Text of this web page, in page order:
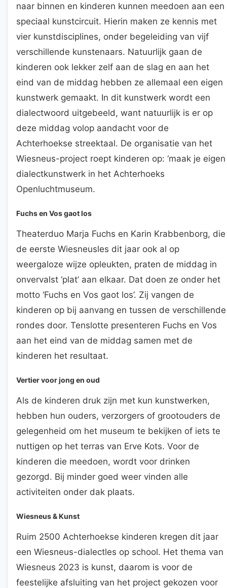
naar binnen en kinderen kunnen meedoen aan een
speciaal kunstcircuit. Hierin maken ze kennis met
vier kunstdisciplines, onder begeleiding van vijf
verschillende kunstenaars. Natuurlijk gaan de
kinderen ook lekker zelf aan de slag en aan het
eind van de middag hebben ze allemaal een eigen
kunstwerk gemaakt. In dit kunstwerk wordt een
dialectwoord uitgebeeld, want natuurlijk is er op
deze middag volop aandacht voor de
Achterhoekse streektaal. De organisatie van het
Wiesneus-project roept kinderen op: ‘maak je eigen
dialectkunstwerk in het Achterhoeks
Openluchtmuseum.
Fuchs en Vos gaot los
Theaterduo Marja Fuchs en Karin Krabbenborg, die
de eerste Wiesneusles dit jaar ook al op
weergaloze wijze opleukten, praten de middag in
onvervalst ‘plat’ aan elkaar. Dat doen ze onder het
motto ‘Fuchs en Vos gaot los’. Zij vangen de
kinderen op bij aanvang en tussen de verschillende
rondes door. Tenslotte presenteren Fuchs en Vos
aan het eind van de middag samen met de
kinderen het resultaat.
Vertier voor jong en oud
Als de kinderen druk zijn met kun kunstwerken,
hebben hun ouders, verzorgers of grootouders de
gelegenheid om het museum te bekijken of iets te
nuttigen op het terras van Erve Kots. Voor de
kinderen die meedoen, wordt voor drinken
gezorgd. Bij minder goed weer vinden alle
activiteiten onder dak plaats.
Wiesneus & Kunst
Ruim 2500 Achterhoekse kinderen kregen dit jaar
een Wiesneus-dialectles op school. Het thema van
Wiesneus 2023 is kunst, daarom is voor de
feestelijke afsluiting van het project gekozen voor